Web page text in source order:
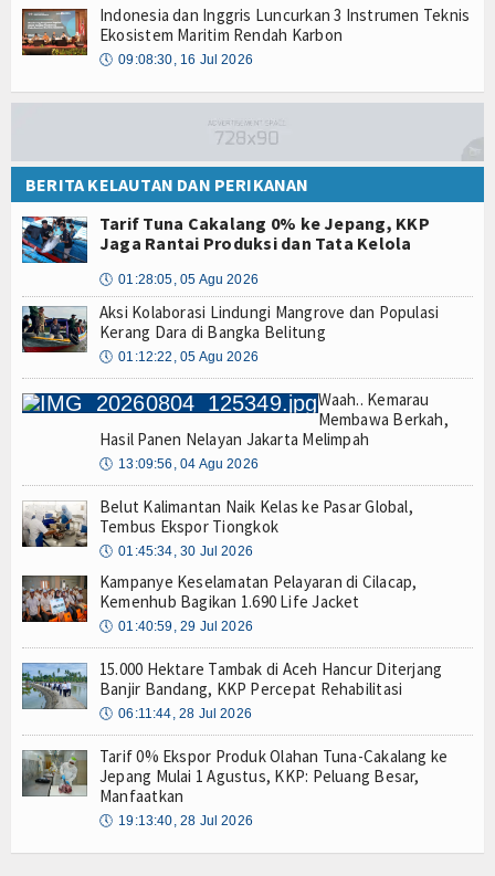
Indonesia dan Inggris Luncurkan 3 Instrumen Teknis
Ekosistem Maritim Rendah Karbon
🕔 09:08:30, 16 Jul 2026
BERITA KELAUTAN DAN PERIKANAN
Tarif Tuna Cakalang 0% ke Jepang, KKP
Jaga Rantai Produksi dan Tata Kelola
🕔 01:28:05, 05 Agu 2026
Aksi Kolaborasi Lindungi Mangrove dan Populasi
Kerang Dara di Bangka Belitung
🕔 01:12:22, 05 Agu 2026
Waah.. Kemarau
Membawa Berkah,
Hasil Panen Nelayan Jakarta Melimpah
🕔 13:09:56, 04 Agu 2026
Belut Kalimantan Naik Kelas ke Pasar Global,
Tembus Ekspor Tiongkok
🕔 01:45:34, 30 Jul 2026
Kampanye Keselamatan Pelayaran di Cilacap,
Kemenhub Bagikan 1.690 Life Jacket
🕔 01:40:59, 29 Jul 2026
15.000 Hektare Tambak di Aceh Hancur Diterjang
Banjir Bandang, KKP Percepat Rehabilitasi
🕔 06:11:44, 28 Jul 2026
Tarif 0% Ekspor Produk Olahan Tuna-Cakalang ke
Jepang Mulai 1 Agustus, KKP: Peluang Besar,
Manfaatkan
🕔 19:13:40, 28 Jul 2026